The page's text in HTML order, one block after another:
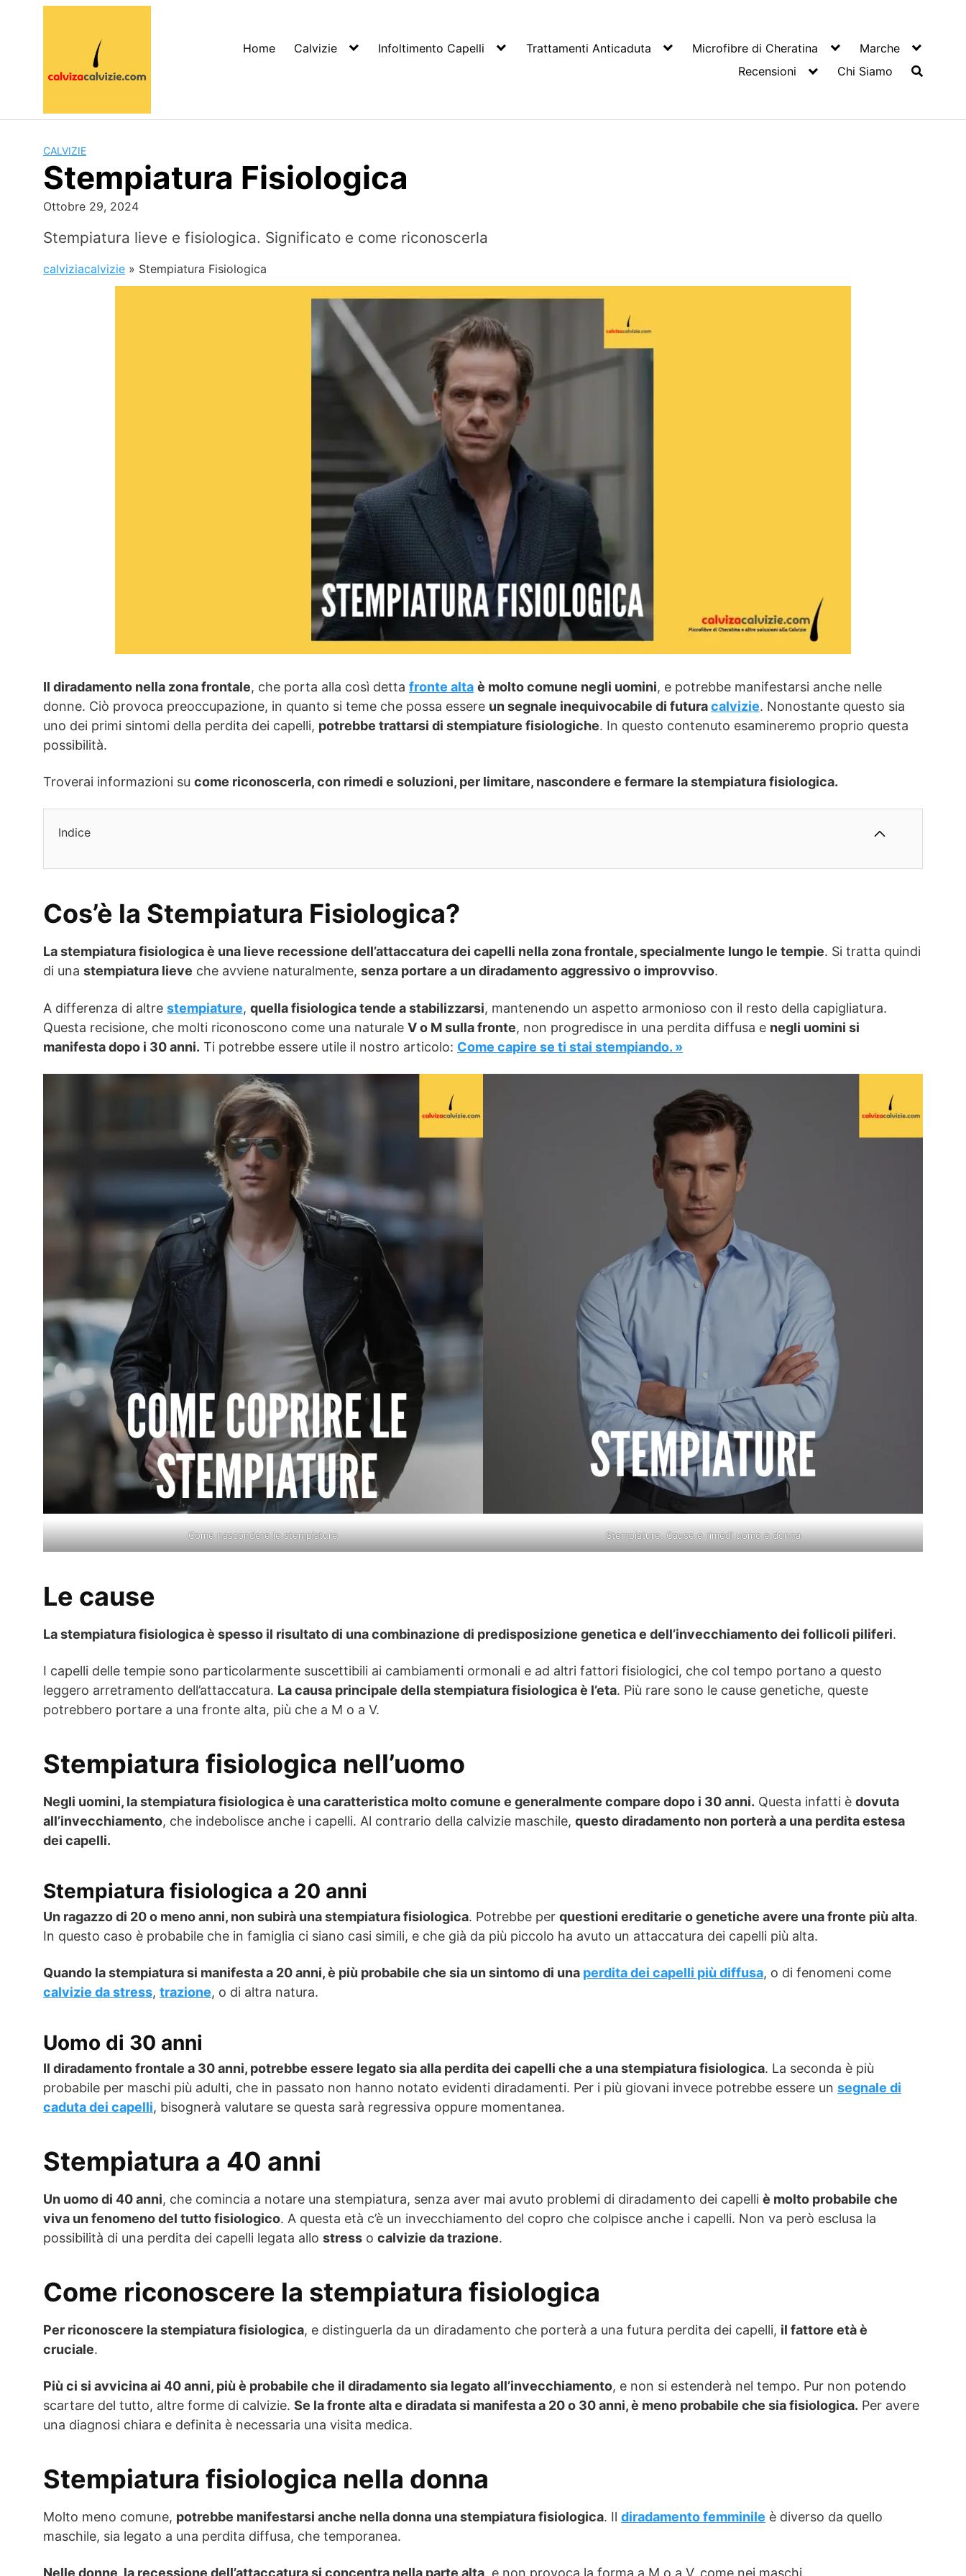
Home Calvizie Infoltimento Capelli Trattamenti Anticaduta Microfibre di Cheratina
Marche
Recensioni
Chi Siamo
CALVIZIE
Stempiatura Fisiologica
Ottobre 29, 2024
Stempiatura lieve e fisiologica. Significato e come riconoscerla
calviziacalvizie » Stempiatura Fisiologica
Il diradamento nella zona frontale, che porta alla così detta fronte alta è molto comune negli uomini, e potrebbe manifestarsi anche nelle
donne. Ciò provoca preoccupazione, in quanto si teme che possa essere un segnale inequivocabile di futuracalvizie. Nonostante questo sia
uno dei primi sintomi della perdita dei capelli, potrebbe trattarsi di stempiature fisiologiche. In questo contenuto esamineremo proprio questa
possibilità.
Troverai informazioni su come riconoscerla, con rimedi e soluzioni, per limitare, nascondere e fermare la stempiatura fisiologica.
Indice
Cos’è la Stempiatura Fisiologica?
La stempiatura fisiologica è una lieve recessione dell’attaccatura dei capelli nella zona frontale, specialmente lungo le tempie. Si tratta quindi
di una stempiatura lieve che avviene naturalmente, senza portare a un diradamento aggressivo o improvviso.
A differenza di altre stempiature, quella fisiologica tende a stabilizzarsi, mantenendo un aspetto armonioso con il resto della capigliatura.
Questa recisione, che molti riconoscono come una naturale V o M sulla fronte, non progredisce in una perdita diffusa e negli uomini si
manifesta dopo i 30 anni. Ti potrebbe essere utile il nostro articolo: Come capire se ti stai stempiando. »
Come nascondere le stempiature Stempiature. Cause e rimedi uomo e donna
Le cause
La stempiatura fisiologica è spesso il risultato di una combinazione di predisposizione genetica e dell’invecchiamento dei follicoli piliferi.
I capelli delle tempie sono particolarmente suscettibili ai cambiamenti ormonali e ad altri fattori fisiologici, che col tempo portano a questo
leggero arretramento dell’attaccatura. La causa principale della stempiatura fisiologica è l’eta. Più rare sono le cause genetiche, queste
potrebbero portare a una fronte alta, più che a M o a V.
Stempiatura fisiologica nell’uomo
Negli uomini, la stempiatura fisiologica è una caratteristica molto comune e generalmente compare dopo i 30 anni. Questa infatti è dovuta
all’invecchiamento, che indebolisce anche i capelli. Al contrario della calvizie maschile, questo diradamento non porterà a una perdita estesa
dei capelli.
Stempiatura fisiologica a 20 anni
Un ragazzo di 20 o meno anni, non subirà una stempiatura fisiologica. Potrebbe per questioni ereditarie o genetiche avere una fronte più alta.
In questo caso è probabile che in famiglia ci siano casi simili, e che già da più piccolo ha avuto un attaccatura dei capelli più alta.
Quando la stempiatura si manifesta a 20 anni, è più probabile che sia un sintomo di una perdita dei capelli più diffusa, o di fenomeni come
calvizie da stress, trazione, o di altra natura.
Uomo di 30 anni
Il diradamento frontale a 30 anni, potrebbe essere legato sia alla perdita dei capelli che a una stempiatura fisiologica. La seconda è più
probabile per maschi più adulti, che in passato non hanno notato evidenti diradamenti. Per i più giovani invece potrebbe essere un segnale di
caduta dei capelli, bisognerà valutare se questa sarà regressiva oppure momentanea.
Stempiatura a 40 anni
Un uomo di 40 anni, che comincia a notare una stempiatura, senza aver mai avuto problemi di diradamento dei capelli è molto probabile che
viva un fenomeno del tutto fisiologico. A questa età c’è un invecchiamento del copro che colpisce anche i capelli. Non va però esclusa la
possibilità di una perdita dei capelli legata allo stress o calvizie da trazione.
Come riconoscere la stempiatura fisiologica
Per riconoscere la stempiatura fisiologica, e distinguerla da un diradamento che porterà a una futura perdita dei capelli, il fattore età è
cruciale.
Più ci si avvicina ai 40 anni, più è probabile che il diradamento sia legato all’invecchiamento, e non si estenderà nel tempo. Pur non potendo
scartare del tutto, altre forme di calvizie. Se la fronte alta e diradata si manifesta a 20 o 30 anni, è meno probabile che sia fisiologica. Per avere
una diagnosi chiara e definita è necessaria una visita medica.
Stempiatura fisiologica nella donna
Molto meno comune, potrebbe manifestarsi anche nella donna una stempiatura fisiologica. Il diradamento femminile è diverso da quello
maschile, sia legato a una perdita diffusa, che temporanea.
Nelle donne, la recessione dell’attaccatura si concentra nella parte alta , e non provoca la forma a M o a V, come nei maschi.